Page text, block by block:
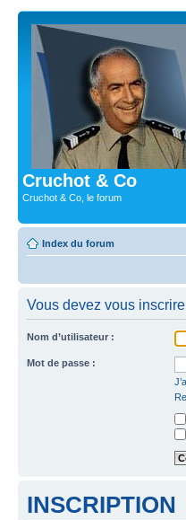
Cruchot & Co
Cruchot & Co, le forum
Index du forum
Vous devez vous
Nom d’utilisateur :
Mot de passe :
INSCRIPTION